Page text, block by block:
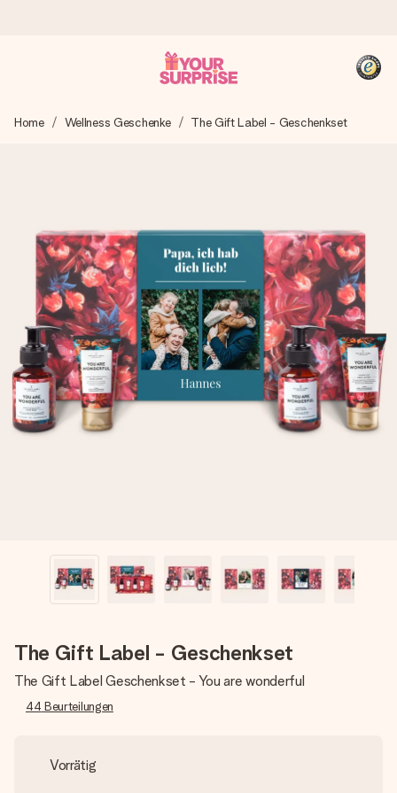
Wir bereiten dein Geschenk sorgfältig vor und schicken es
4,8 (basierend auf +15.000 Bewertungen)
Unsere Geschenke begeistern. Kunden bewerten uns mit
4,8 bei Google Reviews (Gesamtergebnis aller Länder, in
die wir versenden).
+49 39292 929695
Montag - Freitag : 8:30 - 17:00 Uhr
Samstag - Sonntag : 8:30 - 13:00 Uhr
Home Wellness Geschenke The Gift Label - Geschenkset
The Gift Label - Geschenkset
The Gift Label Geschenkset - You are wonderful
44 Beurteilungen
Vorrätig